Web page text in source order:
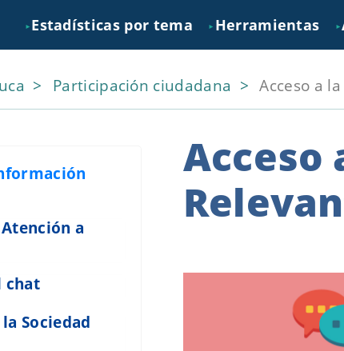
► Estadísticas por tema ► Herramientas ►
Participación ciudadana Acceso a
a
chat
Sociedad
Acceso